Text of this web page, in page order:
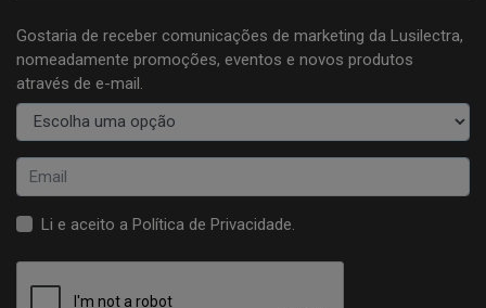
Gostaria de receber comunicações de marketing da Lusilectra,
nomeadamente promoções, eventos e novos produtos
através de e-mail.
Li e aceito a Política de Privacidade